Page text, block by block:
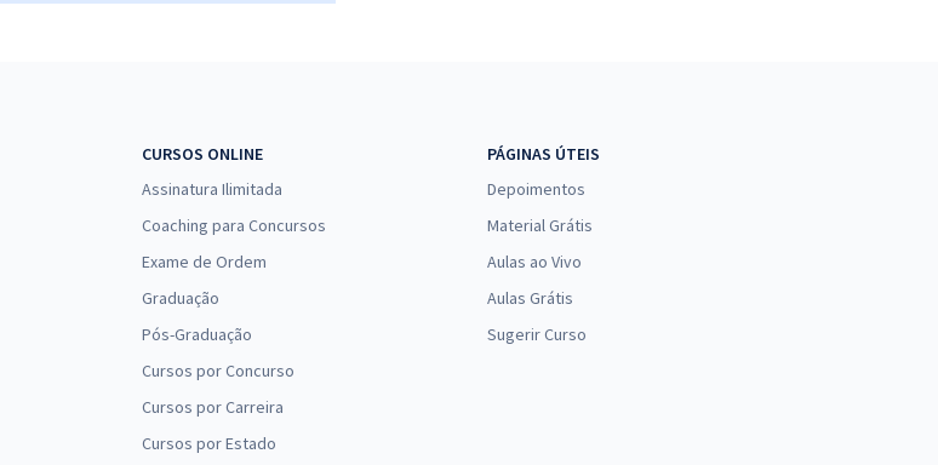
CURSOS ONLINE
Assinatura Ilimitada
Coaching para Concursos
Exame de Ordem
Graduação
Pós-Graduação
Cursos por Concurso
Cursos por Carreira
Cursos por Estado
PÁGINAS ÚTEIS
Depoimentos
Material Grátis
Aulas ao Vivo
Aulas Grátis
Sugerir Curso